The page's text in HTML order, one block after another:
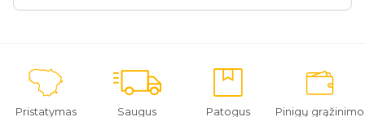
Pristatymas
Saugus
Patogus
Pinigų grąžinimo